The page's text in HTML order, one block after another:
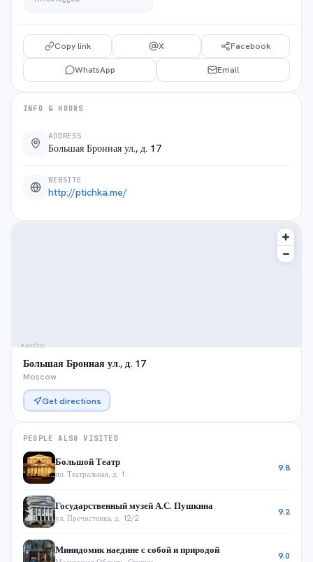
Большая Бронная ул., д. 17
Moscow
Get directions
Copy link X Facebook
WhatsApp Email
INFO & HOURS
ADDRESS
Большая Бронная ул., д. 17
WEBSITE
http://ptichka.me/
PEOPLE ALSO VISITED
Большой Театр
пл. Театральная, д. 1
9.8
Государственный музей А.С. Пушкина
ул. Пречистенка, д. 12/2
9.2
Минидомик наедине с собой и природой 9.0